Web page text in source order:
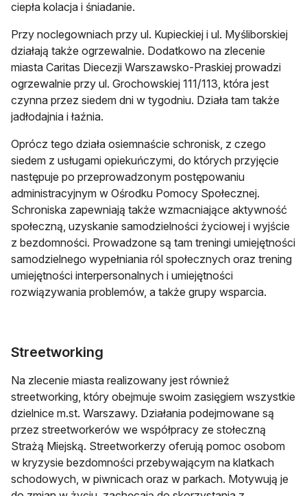
ciepła kolacja i śniadanie.
Przy noclegowniach przy ul. Kupieckiej i ul. Myśliborskiej
działają także ogrzewalnie. Dodatkowo na zlecenie
miasta Caritas Diecezji Warszawsko-Praskiej prowadzi
ogrzewalnie przy ul. Grochowskiej 111/113, która jest
czynna przez siedem dni w tygodniu. Działa tam także
jadłodajnia i łaźnia.
Oprócz tego działa osiemnaście schronisk, z czego
siedem z usługami opiekuńczymi, do których przyjęcie
następuje po przeprowadzonym postępowaniu
administracyjnym w Ośrodku Pomocy Społecznej.
Schroniska zapewniają także wzmacniające aktywność
społeczną, uzyskanie samodzielności życiowej i wyjście
z bezdomności. Prowadzone są tam treningi umiejętności
samodzielnego wypełniania ról społecznych oraz trening
umiejętności interpersonalnych i umiejętności
rozwiązywania problemów, a także grupy wsparcia.
Streetworking
Na zlecenie miasta realizowany jest również
streetworking, który obejmuje swoim zasięgiem wszystkie
dzielnice m.st. Warszawy. Działania podejmowane są
przez streetworkerów we współpracy ze stołeczną
Strażą Miejską. Streetworkerzy oferują pomoc osobom
w kryzysie bezdomności przebywającym na klatkach
schodowych, w piwnicach oraz w parkach. Motywują je